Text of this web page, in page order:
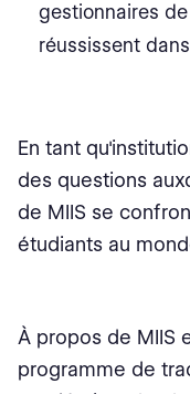
gestionnaires
réussissent
En tant
des questions
de MIIS se
étudiants au
À propos de MIIS
programme de